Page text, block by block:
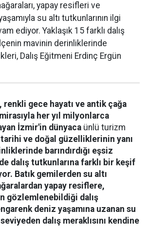
yapay resifleri ve
su altı tutkunlarının ilgi
ediyor. Yaklaşık 15 farklı dalış
mavinin derinliklerinde
Dalış Eğitmeni Erdinç Ergün
renkli gece hayatı ve antik çağa
her yıl milyonlarca
İzmir'in dünyaca ünlü turizm
ve doğal güzelliklerinin yanı
barındırdığı eşsiz
dalış tutkunlarına farklı bir keşif
Batık gemilerden su altı
yapay resiflere,
gözlemlenebildiği dalış
deniz yaşamına uzanan su
dalış meraklısını kendine